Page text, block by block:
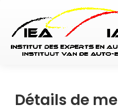
Détails de